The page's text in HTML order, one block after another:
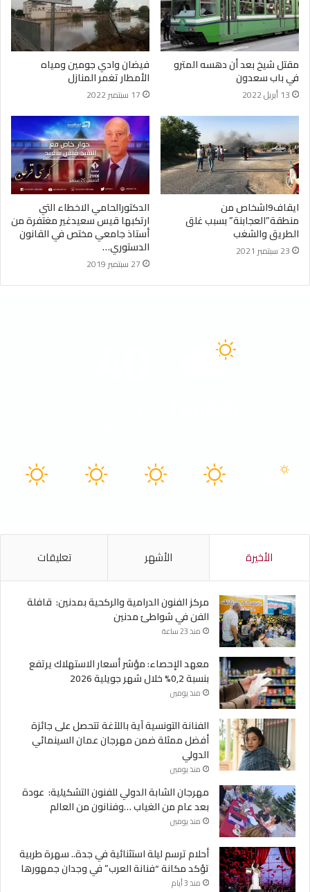
مقتل شيخ بعد أن دهسه المترو
في باب سعدون
13 أبريل 2022
فيضان وادي جومين ومياه
الأمطار تغمر المنازل
17 سبتمبر 2022
ايقاف9اشخاص من
منطقة”العجابنة” بسبب غلق
الطريق والشغب
23 سبتمبر 2021
الدكتورالحامي الاخطاء التي
ارتكبها قيس سعيدغير مغتفرة من
أستاذ جامعي مختص في القانون
الدستوري…
27 سبتمبر 2019
الأخيرة الأشهر تعليقات
مركز الفنون الدرامية والركحية بمدنين: قافلة
الفن في شواطئ مدنين
منذ 23 ساعة
معهد الإحصاء: مؤشر أسعار الاستهلاك يرتفع
بنسبة 0,2% خلال شهر جويلية 2026
منذ يومين
الفنانة التونسية آية باللآغة تتحصل على جائزة
أفضل ممثلة ضمن مهرجان عمان السينمائي
الدولي
منذ يومين
مهرجان الشابة الدولي للفنون التشكيلية: عودة
بعد عام من الغياب …وفنانون من العالم
منذ يومين
أحلام ترسم ليلة استثنائية في جدة.. سهرة طربية
تؤكد مكانة “فنانة العرب” في وجدان جمهورها
منذ 3 أيام